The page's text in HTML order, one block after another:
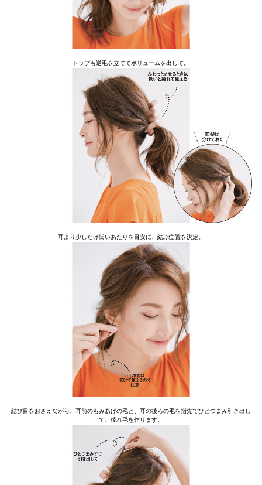
トップも逆毛を立ててボリュームを出して。
耳より少しだけ低いあたりを目安に、結ぶ位置を決定。
結び目をおさえながら、耳前のもみあげの毛と、耳の後ろの毛を指先でひとつまみ引き出し
て、後れ毛を作ります。